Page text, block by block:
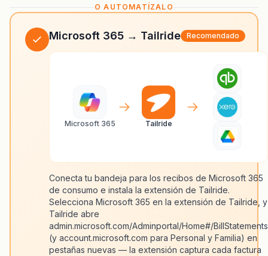
O AUTOMATÍZALO
Microsoft 365 → Tailride Recomendado
Microsoft 365 Tailride
Conecta tu bandeja para los recibos de Microsoft 365
de consumo e instala la extensión de Tailride.
Selecciona Microsoft 365 en la extensión de Tailride, y
Tailride abre
admin.microsoft.com/Adminportal/Home#/BillStatements
(y account.microsoft.com para Personal y Familia) en
pestañas nuevas — la extensión captura cada factura